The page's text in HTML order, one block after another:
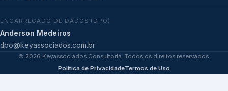
ENCARREGADO DE DADOS (DPO)
Anderson Medeiros
dpo@keyassociados.com.br
© 2026 Keyassociados Consultoria. Todos os direitos reservados.
Política de PrivacidadeTermos de Uso